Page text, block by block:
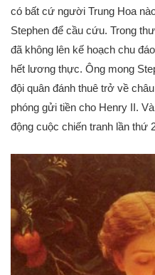
có bất cứ người Trung Hoa
Stephen để cầu cứu. Trong
đã không lên kế hoạch chu
hết lương thực. Ông mong
đội quân đánh thuê trở về
phóng gửi tiền cho Henry II.
động cuộc chiến tranh lần thứ